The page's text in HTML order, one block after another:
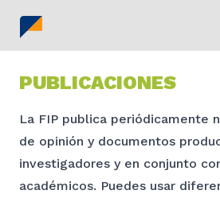
PUBLICACIONES
La FIP publica periódicamente
de opinión y documentos
investigadores y en conjunto
académicos. Puedes usar